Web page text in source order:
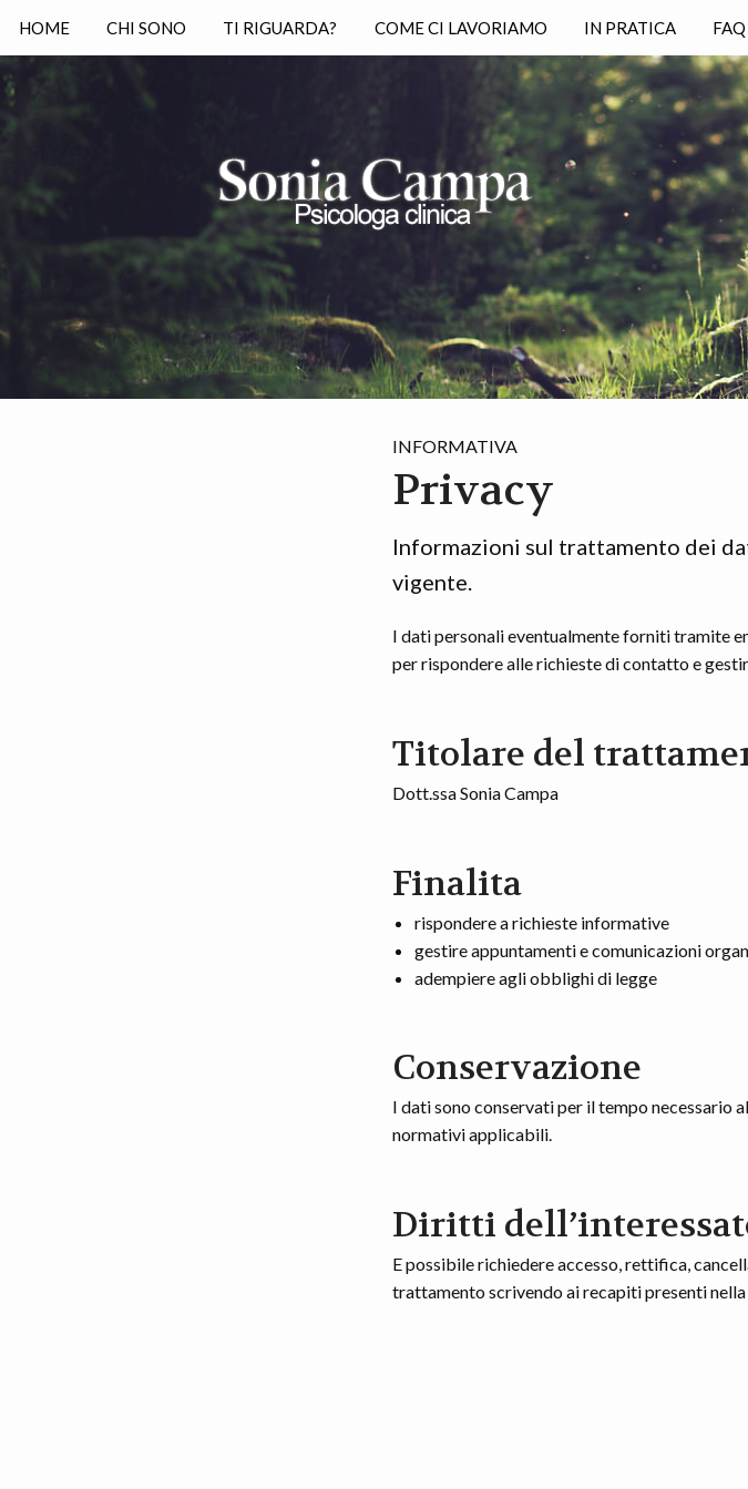
HOME CHI SONO TI RIGUARDA? COME CI LAVORIAMO IN PRATICA FAQ
INFORMATIVA
Privacy
Informazioni sul trattamento dei
vigente.
I dati personali eventualmente forniti tramite
per rispondere alle richieste di contatto e
Titolare del
Dott.ssa Sonia Campa
Finalita
rispondere a richieste informative
gestire appuntamenti e comunicazioni
adempiere agli obblighi di legge
Conservazione
I dati sono conservati per il tempo
normativi applicabili.
Diritti
E possibile richiedere accesso, rettifica,
trattamento scrivendo ai recapiti presenti